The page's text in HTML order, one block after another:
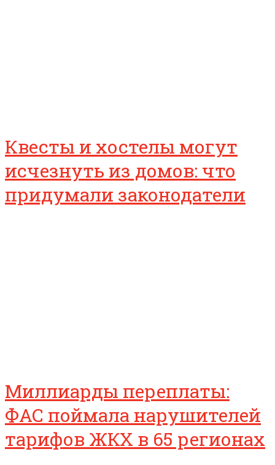
Квесты и хостелы могут
исчезнуть из домов: что
придумали законодатели
Миллиарды переплаты:
ФАС поймала нарушителей
тарифов ЖКХ в 65 регионах